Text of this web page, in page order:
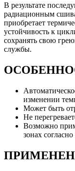
В результате
радиационным
приобретает
устойчивость к
сохранять свою
службы.
изменении
Может быть
Не
Возможно
зонах